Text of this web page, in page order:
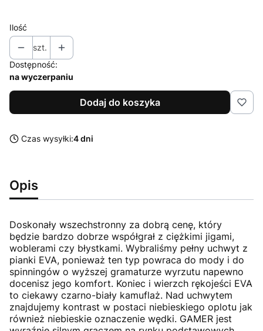
Ilość
szt.
Dostępność:
na wyczerpaniu
Dodaj do koszyka
Czas wysyłki:4 dni
Opis
Doskonały wszechstronny za dobrą cenę, który
będzie bardzo dobrze współgrał z ciężkimi jigami,
woblerami czy błystkami. Wybraliśmy pełny uchwyt z
pianki EVA, ponieważ ten typ powraca do mody i do
spinningów o wyższej gramaturze wyrzutu napewno
docenisz jego komfort. Koniec i wierzch rękojeści EVA
to ciekawy czarno-biały kamuflaż. Nad uchwytem
znajdujemy kontrast w postaci niebieskiego oplotu jak
również niebieskie oznaczenie wędki. GAMER jest